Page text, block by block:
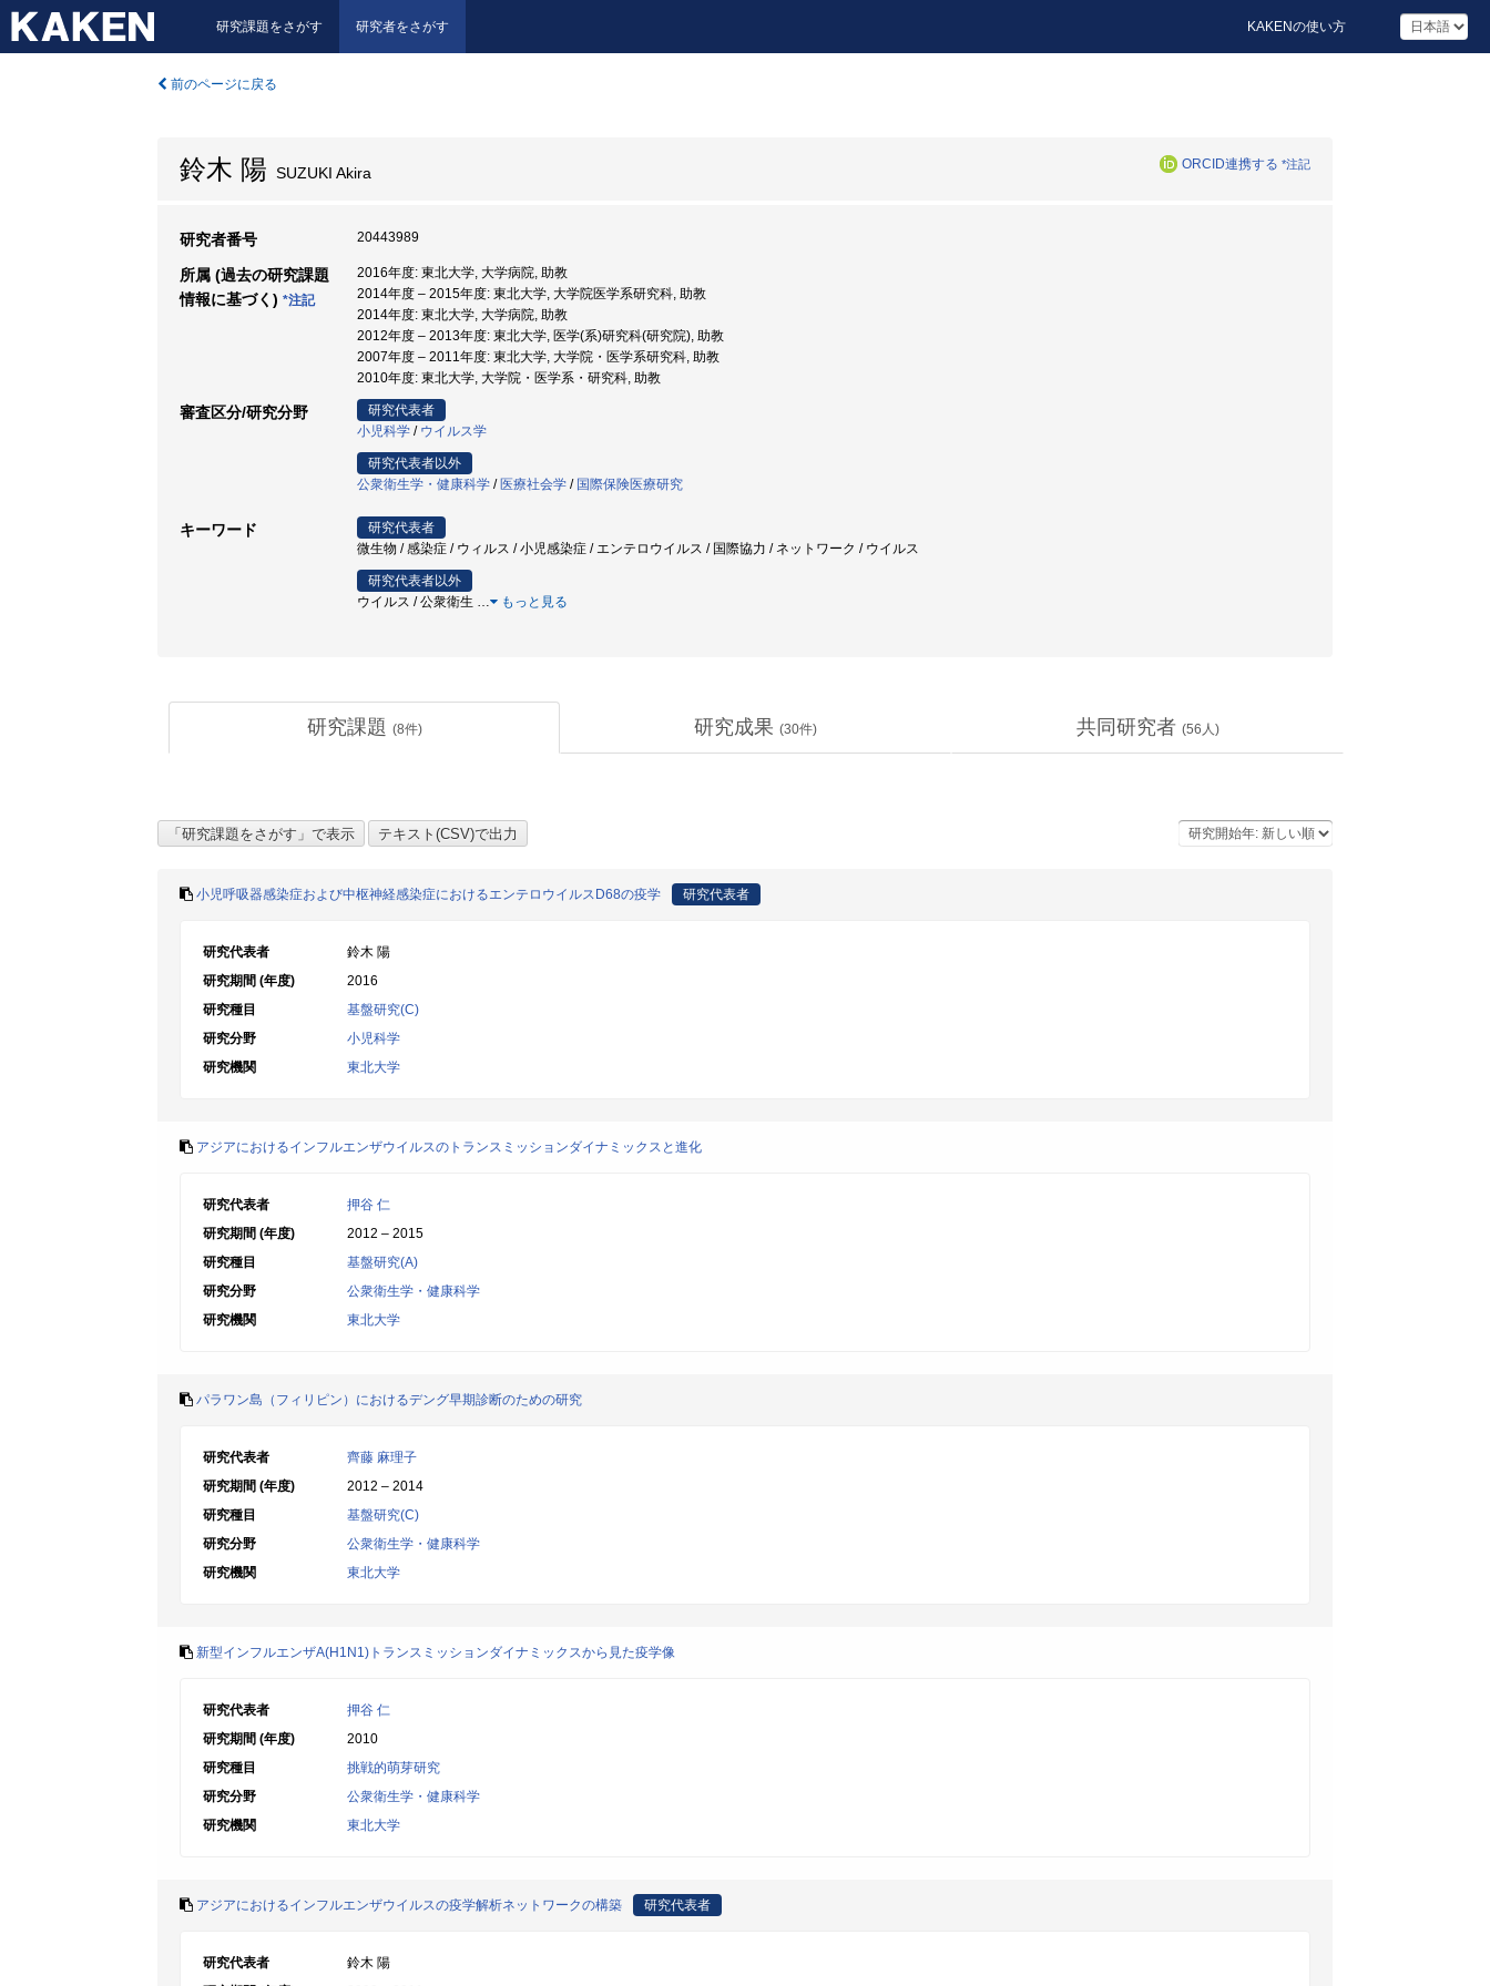
研究課題をさがす 研究者をさがす KAKENの使い方
前のページに戻る
鈴木 陽 SUZUKI Akira ORCID連携する *注記
研究者番号 20443989
所属 (過去の研究課題
情報に基づく) *注記
2016年度: 東北大学, 大学病院, 助教
2014年度 – 2015年度: 東北大学, 大学院医学系研究科, 助教
2014年度: 東北大学, 大学病院, 助教
2012年度 – 2013年度: 東北大学, 医学(系)研究科(研究院), 助教
2007年度 – 2011年度: 東北大学, 大学院・医学系研究科, 助教
2010年度: 東北大学, 大学院・医学系・研究科, 助教
審査区分/研究分野
研究代表者
小児科学 / ウイルス学
研究代表者以外
公衆衛生学・健康科学 / 医療社会学 / 国際保険医療研究
キーワード
研究代表者
微生物 / 感染症 / ウィルス / 小児感染症 / エンテロウイルス / 国際協力 / ネットワーク / ウイルス
研究代表者以外
ウイルス / 公衆衛生 … もっと見る
研究課題 (8件) 研究成果 (30件) 共同研究者 (56 人)
小児呼吸器感染症および中枢神経感染症におけるエンテロウイルスD68の疫学 研究代表者
研究代表者
鈴木 陽
研究期間 (年度)
2016
研究種目
基盤研究(C)
研究分野
小児科学
研究機関
東北大学
アジアにおけるインフルエンザウイルスのトランスミッションダイナミックスと進化
研究代表者
押谷 仁
研究期間 (年度)
2012 – 2015
研究種目
基盤研究(A)
研究分野
公衆衛生学・健康科学
研究機関
東北大学
パラワン島（フィリピン）におけるデング早期診断のための研究
研究代表者
齊藤 麻理子
研究期間 (年度)
2012 – 2014
研究種目
基盤研究(C)
研究分野
公衆衛生学・健康科学
研究機関
東北大学
新型インフルエンザA(H1N1)トランスミッションダイナミックスから見た疫学像
研究代表者
押谷 仁
研究期間 (年度)
2010
研究種目
挑戦的萌芽研究
研究分野
公衆衛生学・健康科学
研究機関
東北大学
アジアにおけるインフルエンザウイルスの疫学解析ネットワークの構築 研究代表者
研究代表者
鈴木 陽